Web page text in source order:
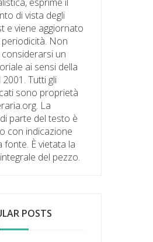
di vista degli
e viene aggiornato
Non
un
ai sensi della
2001. Tutti gli
sono proprietà
La
parte del testo è
con indicazione
fonte. È vietata la
del pezzo.
POSTS